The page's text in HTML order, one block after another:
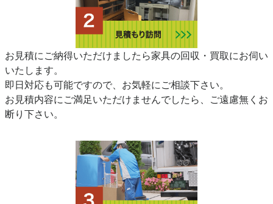
お見積にご納得いただけましたら家具の回収・買取にお伺い
いたします。
即日対応も可能ですので、お気軽にご相談下さい。
お見積内容にご満足いただけませんでしたら、ご遠慮無くお
断り下さい。